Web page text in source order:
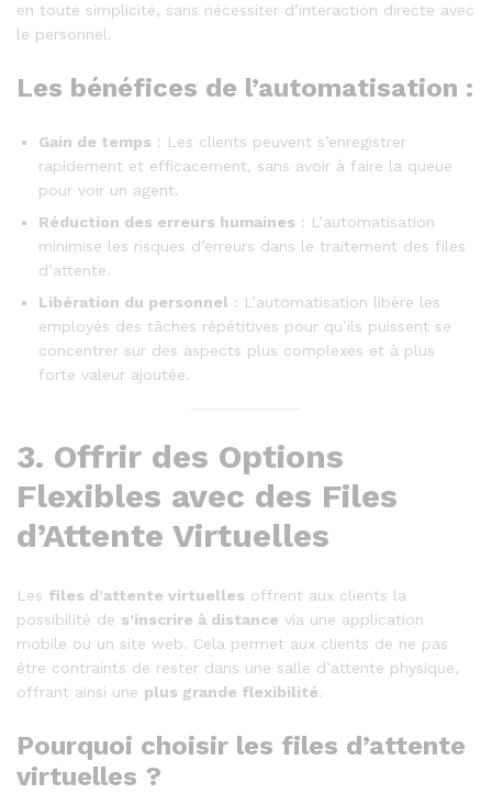
en toute simplicité, sans nécessiter d’interaction directe avec
le personnel.
Les bénéfices de l’automatisation :
Gain de temps : Les clients peuvent s’enregistrer
rapidement et efficacement, sans avoir à faire la queue
pour voir un agent.
Réduction des erreurs humaines : L’automatisation
minimise les risques d’erreurs dans le traitement des files
d’attente.
Libération du personnel : L’automatisation libère les
employés des tâches répétitives pour qu’ils puissent se
concentrer sur des aspects plus complexes et à plus
forte valeur ajoutée.
3. Offrir des Options
Flexibles avec des Files
d’Attente Virtuelles
Les files d’attente virtuelles offrent aux clients la
possibilité de s’inscrire à distance via une application
mobile ou un site web. Cela permet aux clients de ne pas
être contraints de rester dans une salle d’attente physique,
offrant ainsi une plus grande flexibilité.
Pourquoi choisir les files d’attente
virtuelles ?